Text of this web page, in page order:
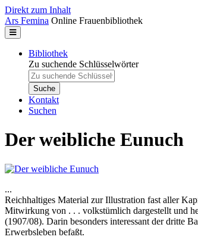
Direkt zum Inhalt
Ars Femina Online Frauenbibliothek
Bibliothek
Zu suchende Schlüsselwörter
Kontakt
Suchen
Der weibliche Eunuch
...
Reichhaltiges Material zur Illustration fast aller
Mitwirkung von . . . volkstümlich dargestellt und
(1907/08). Darin besonders interessant der dritte
Erwerbsleben befaßt.